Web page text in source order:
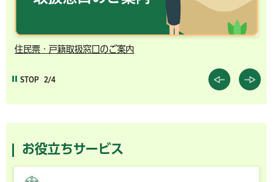
住民票・戸籍取扱窓口のご案内
STOP 2/4
お役立ちサービス